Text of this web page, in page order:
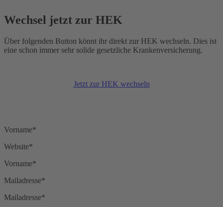
Wechsel jetzt zur HEK
Über folgenden Button könnt ihr direkt zur HEK wechseln. Dies ist
eine schon immer sehr solide gesetzliche Krankenversicherung.
Jetzt zur HEK wechseln
Vorname*
Website*
Vorname*
Mailadresse*
Mailadresse*